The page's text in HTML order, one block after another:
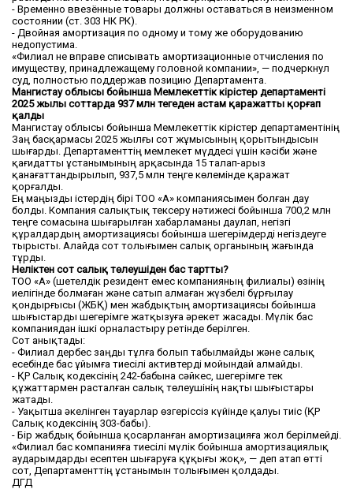
- Временно ввезённые товары должны оставаться в неизменном
состоянии (ст. 303 НК РК).
- Двойная амортизация по одному и тому же оборудованию
недопустима.
«Филиал не вправе списывать амортизационные отчисления по
имуществу, принадлежащему головной компании», — подчеркнул
суд, полностью поддержав позицию Департамента.
Мангистау облысы бойынша Мемлекеттік кірістер департаменті
2025 жылы соттарда 937 млн теңгеден астам қаражатты қорғап
қалды
Мангистау облысы бойынша Мемлекеттік кірістер департаментінің
Заң басқармасы 2025 жылғы сот жұмысының қорытындысын
шығарды. Департаменттің мемлекет мүддесі үшін кәсіби және
қағидатты ұстанымының арқасында 15 талап-арыз
қанағаттандырылып, 937,5 млн теңге көлемінде қаражат
қорғалды.
Ең маңызды істердің бірі ТОО «А» компаниясымен болған дау
болды. Компания салықтық тексеру нәтижесі бойынша 700,2 млн
теңге сомасына шығарылған хабарламаны даулап, негізгі
құралдардың амортизациясы бойынша шегерімдерді негіздеуге
тырысты. Алайда сот толығымен салық органының жағында
тұрды.
Неліктен сот салық төлеушіден бас тартты?
ТОО «А» (шетелдік резидент емес компанияның филиалы) өзінің
иелігінде болмаған және сатып алмаған жүзбелі бұрғылау
қондырғысы (ЖБҚ) мен жабдықтың амортизациясы бойынша
шығыстарды шегерімге жатқызуға әрекет жасады. Мүлік бас
компаниядан ішкі орналастыру ретінде берілген.
Сот анықтады:
- Филиал дербес заңды тұлға болып табылмайды және салық
есебінде бас ұйымға тиесілі активтерді мойындай алмайды.
- ҚР Салық кодексінің 242-бабына сәйкес, шегерімге тек
құжаттармен расталған салық төлеушінің нақты шығыстары
жатады.
- Уақытша әкелінген тауарлар өзгеріссіз күйінде қалуы тиіс (ҚР
Салық кодексінің 303-бабы).
- Бір жабдық бойынша қосарланған амортизацияға жол берілмейді.
«Филиал бас компанияға тиесілі мүлік бойынша амортизациялық
аударымдарды есептен шығаруға құқығы жоқ», — деп атап өтті
сот, Департаменттің ұстанымын толығымен қолдады.
ДГД